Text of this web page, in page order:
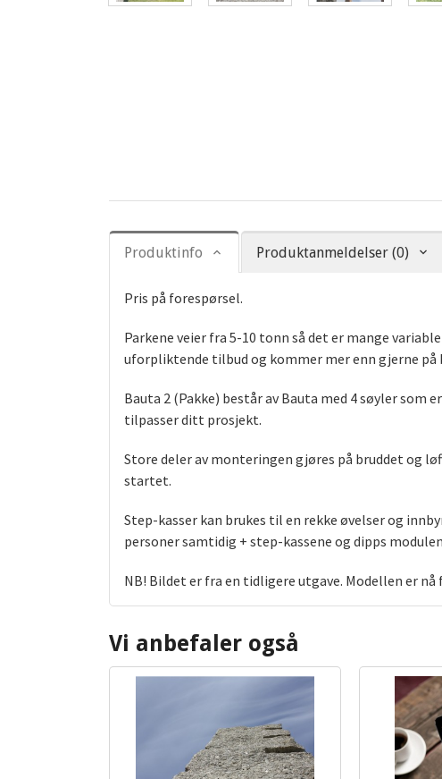
Produktinfo Produktanmeldelser (0)
Pris på forespørsel.
Parkene veier fra 5-10 tonn så det er mange
uforpliktende tilbud og kommer mer enn gjerne på
Bauta 2 (Pakke) består av Bauta med 4 søyler
tilpasser ditt prosjekt.
Store deler av monteringen gjøres på bruddet og
startet.
Step-kasser kan brukes til en rekke øvelser og
personer samtidig + step-kassene og dipps
NB! Bildet er fra en tidligere utgave. Modellen er
Vi anbefaler også